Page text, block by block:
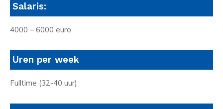
Salaris:
4000 – 6000 euro
Uren per week
Fulltime (32-40 uur)